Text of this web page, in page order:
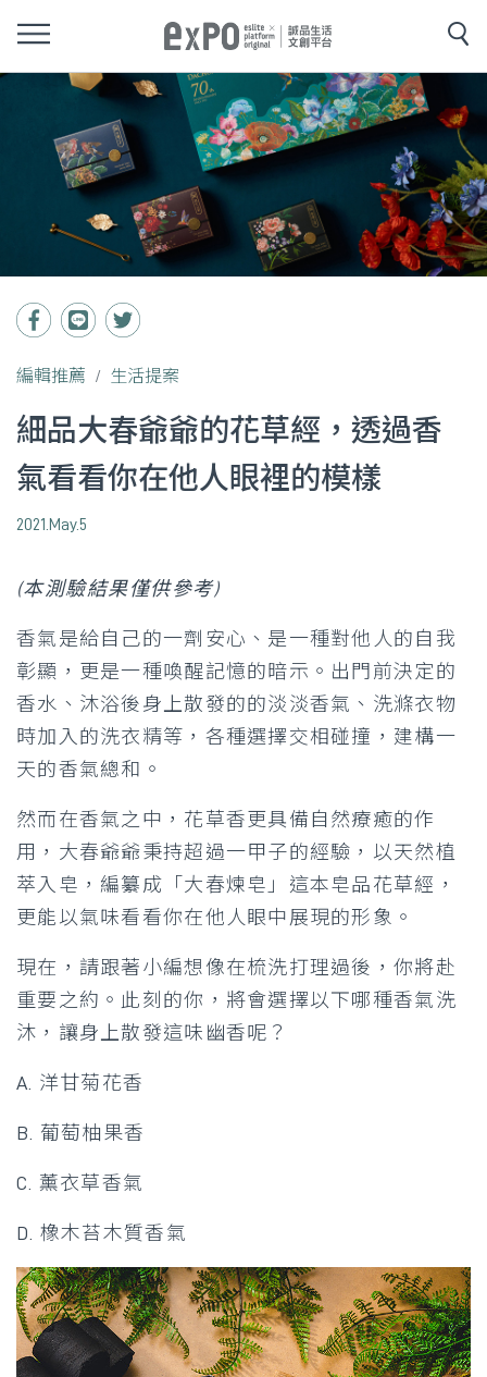
編輯推薦 生活提案
細品大春爺爺的花草經，透過香
氣看看你在他人眼裡的模樣
2021.May.5
(本測驗結果僅供參考)
香氣是給自己的一劑安心、是一種對他人的自我
彰顯，更是一種喚醒記憶的暗示。出門前決定的
香水、沐浴後身上散發的的淡淡香氣、洗滌衣物
時加入的洗衣精等，各種選擇交相碰撞，建構一
天的香氣總和。
然而在香氣之中，花草香更具備自然療癒的作
用，大春爺爺秉持超過一甲子的經驗，以天然植
萃入皂，編纂成「大春煉皂」這本皂品花草經，
更能以氣味看看你在他人眼中展現的形象。
現在，請跟著小編想像在梳洗打理過後，你將赴
重要之約。此刻的你，將會選擇以下哪種香氣洗
沐，讓身上散發這味幽香呢？
A. 洋甘菊花香
B. 葡萄柚果香
C. 薰衣草香氣
D. 橡木苔木質香氣